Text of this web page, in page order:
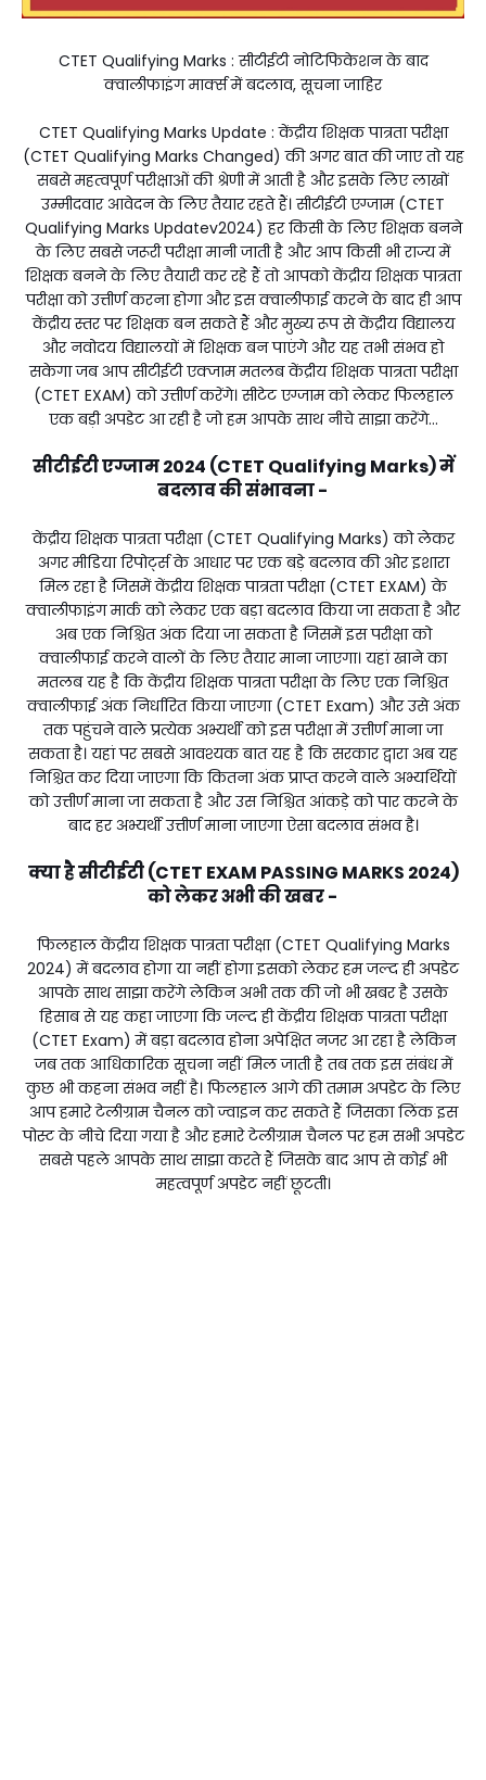
CTET Qualifying Marks : सीटीईटी नोटिफिकेशन के बाद
क्वालीफाइंग मार्क्स में बदलाव, सूचना जाहिर
CTET Qualifying Marks Update : केंद्रीय शिक्षक पात्रता परीक्षा
(CTET Qualifying Marks Changed) की अगर बात की जाए तो यह
सबसे महत्वपूर्ण परीक्षाओं की श्रेणी में आती है और इसके लिए लाखों
उम्मीदवार आवेदन के लिए तैयार रहते हैं। सीटीईटी एग्जाम (CTET
Qualifying Marks Updatev2024) हर किसी के लिए शिक्षक बनने
के लिए सबसे जरूरी परीक्षा मानी जाती है और आप किसी भी राज्य में
शिक्षक बनने के लिए तैयारी कर रहे हैं तो आपको केंद्रीय शिक्षक पात्रता
परीक्षा को उत्तीर्ण करना होगा और इस क्वालीफाई करने के बाद ही आप
केंद्रीय स्तर पर शिक्षक बन सकते हैं और मुख्य रूप से केंद्रीय विद्यालय
और नवोदय विद्यालयों में शिक्षक बन पाएंगे और यह तभी संभव हो
सकेगा जब आप सीटीईटी एक्जाम मतलब केंद्रीय शिक्षक पात्रता परीक्षा
(CTET EXAM) को उत्तीर्ण करेंगे। सीटेट एग्जाम को लेकर फिलहाल
एक बड़ी अपडेट आ रही है जो हम आपके साथ नीचे साझा करेंगे...
सीटीईटी एग्जाम 2024 (CTET Qualifying Marks) में
बदलाव की संभावना -
केंद्रीय शिक्षक पात्रता परीक्षा (CTET Qualifying Marks) को लेकर
अगर मीडिया रिपोर्ट्स के आधार पर एक बड़े बदलाव की ओर इशारा
मिल रहा है जिसमें केंद्रीय शिक्षक पात्रता परीक्षा (CTET EXAM) के
क्वालीफाइंग मार्क को लेकर एक बड़ा बदलाव किया जा सकता है और
अब एक निश्चित अंक दिया जा सकता है जिसमें इस परीक्षा को
क्वालीफाई करने वालों के लिए तैयार माना जाएगा। यहां खाने का
मतलब यह है कि केंद्रीय शिक्षक पात्रता परीक्षा के लिए एक निश्चित
क्वालीफाई अंक निर्धारित किया जाएगा (CTET Exam) और उसे अंक
तक पहुंचने वाले प्रत्येक अभ्यर्थी को इस परीक्षा में उत्तीर्ण माना जा
सकता है। यहां पर सबसे आवश्यक बात यह है कि सरकार द्वारा अब यह
निश्चित कर दिया जाएगा कि कितना अंक प्राप्त करने वाले अभ्यर्थियों
को उत्तीर्ण माना जा सकता है और उस निश्चित आंकड़े को पार करने के
बाद हर अभ्यर्थी उत्तीर्ण माना जाएगा ऐसा बदलाव संभव है।
क्या है सीटीईटी (CTET EXAM PASSING MARKS 2024)
को लेकर अभी की खबर -
फिलहाल केंद्रीय शिक्षक पात्रता परीक्षा (CTET Qualifying Marks
2024) में बदलाव होगा या नहीं होगा इसको लेकर हम जल्द ही अपडेट
आपके साथ साझा करेंगे लेकिन अभी तक की जो भी खबर है उसके
हिसाब से यह कहा जाएगा कि जल्द ही केंद्रीय शिक्षक पात्रता परीक्षा
(CTET Exam) में बड़ा बदलाव होना अपेक्षित नजर आ रहा है लेकिन
जब तक आधिकारिक सूचना नहीं मिल जाती है तब तक इस संबंध में
कुछ भी कहना संभव नहीं है। फिलहाल आगे की तमाम अपडेट के लिए
आप हमारे टेलीग्राम चैनल को ज्वाइन कर सकते हैं जिसका लिंक इस
पोस्ट के नीचे दिया गया है और हमारे टेलीग्राम चैनल पर हम सभी अपडेट
सबसे पहले आपके साथ साझा करते हैं जिसके बाद आप से कोई भी
महत्वपूर्ण अपडेट नहीं छूटती।